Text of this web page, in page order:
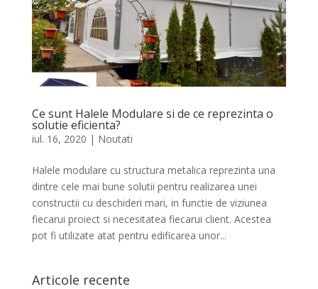
Ce sunt Halele Modulare si de ce reprezinta o
solutie eficienta?
iul. 16, 2020 | Noutati
Halele modulare cu structura metalica reprezinta una
dintre cele mai bune solutii pentru realizarea unei
constructii cu deschideri mari, in functie de viziunea
fiecarui proiect si necesitatea fiecarui client. Acestea
pot fi utilizate atat pentru edificarea unor...
Articole recente